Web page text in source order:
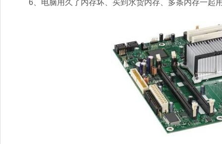
6、电脑用久了内存坏、买到水货内存、多条内存一起